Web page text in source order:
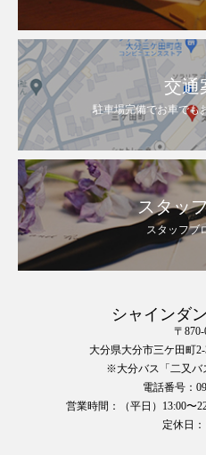
交通
駐車場完備でお車でも
スタッ
スタッフブ
シャインダ
〒870-
大分県大分市三ケ田町
※大分バス「二又バ
電話番号：
営業時間：（平日）13:00〜
定休日